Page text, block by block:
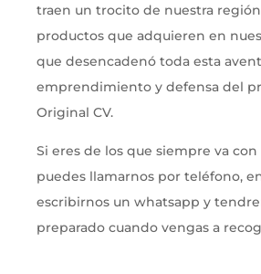
traen un trocito de nuestra
productos que adquieren en
que desencadenó toda esta
emprendimiento y defensa del
Original CV.
Si eres de los que siempre va
puedes llamarnos por teléfono,
escribirnos un whatsapp y
preparado cuando vengas a